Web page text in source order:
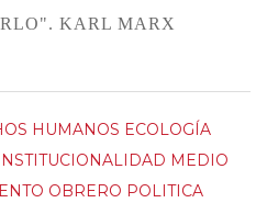
KARL MARX
HUMANOS ECOLOGÍA
INSTITUCIONALIDAD MEDIO
OBRERO POLITICA